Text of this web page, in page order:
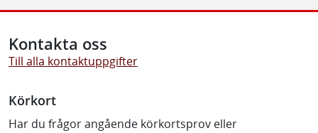
Kontakta oss
Till alla kontaktuppgifter
Körkort
Har du frågor angående körkortsprov eller